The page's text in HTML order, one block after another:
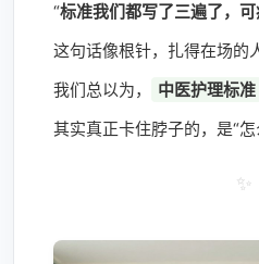
“标准我们都写了三遍了，可
这句话像根针，扎得在场的
我们总以为，
中医护理标准
其实真正卡住脖子的，是“怎
✨